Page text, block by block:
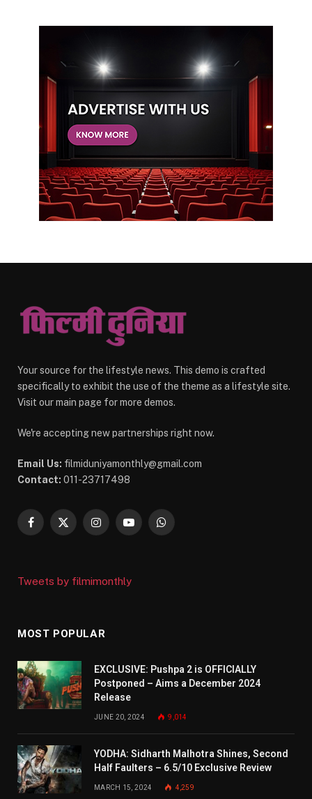
Your source for the lifestyle news. This demo is crafted
specifically to exhibit the use of the theme as a lifestyle site.
Visit our main page for more demos.
We're accepting new partnerships right now.
Email Us: filmiduniyamonthly@gmail.com
Contact: 011-23717498
Facebook
X
InstagramYouTubeWhatsApp
Tweets by filmimonthly
MOST POPULAR
EXCLUSIVE: Pushpa 2 is OFFICIALLY
Postponed – Aims a December 2024
Release
JUNE 20, 2024 9,014
YODHA: Sidharth Malhotra Shines, Second
Half Faulters – 6.5/10 Exclusive Review
MARCH 15, 2024 4,259